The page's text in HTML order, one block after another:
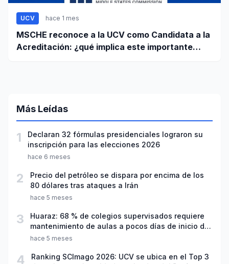
UCV hace 1 mes
MSCHE reconoce a la UCV como Candidata a la
Acreditación: ¿qué implica este importante
Más Leídas
1
Declaran 32 fórmulas presidenciales lograron su
inscripción para las elecciones 2026
hace 6 meses
2
Precio del petróleo se dispara por encima de los
80 dólares tras ataques a Irán
hace 5 meses
3
Huaraz: 68 % de colegios supervisados requiere
mantenimiento de aulas a pocos días de inicio del
año escolar 2026
hace 5 meses
4
Ranking SCImago 2026: UCV se ubica en el Top 3